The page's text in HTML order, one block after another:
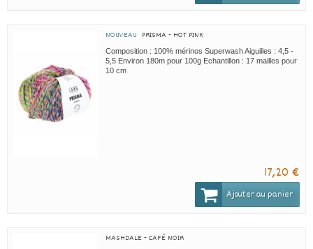
NOUVEAU PRISMA - HOT PINK
Composition : 100% mérinos Superwash Aiguilles : 4,5 -
5,5 Environ 180m pour 100g Echantillon : 17 mailles pour
10 cm
17,20 €
Ajouter au panier
MASHDALE - CAFÉ NOIR